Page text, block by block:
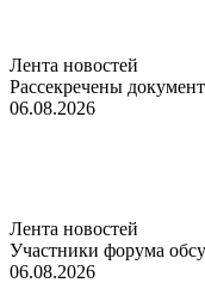
Лента новостей
Рассекречены
06.08.2026
Лента новостей
Участники форума
06.08.2026